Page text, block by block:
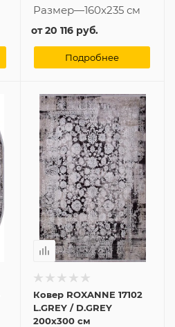
Размер—160x235 см
от20 116 руб.
Подробнее
Ковер ROXANNE 17102
L.GREY / D.GREY
200x300 см